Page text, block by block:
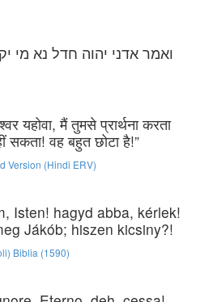
ואמר אדני יהוה חדל נא מי
यहोवा, मैं तुमसे प्रार्थना करता
सकता! वह बहुत छोटा है!”
Version (Hindi ERV)
Isten! hagyd abba, kérlek!
Jákób; hiszen kicsiny?!
Biblia (1590)